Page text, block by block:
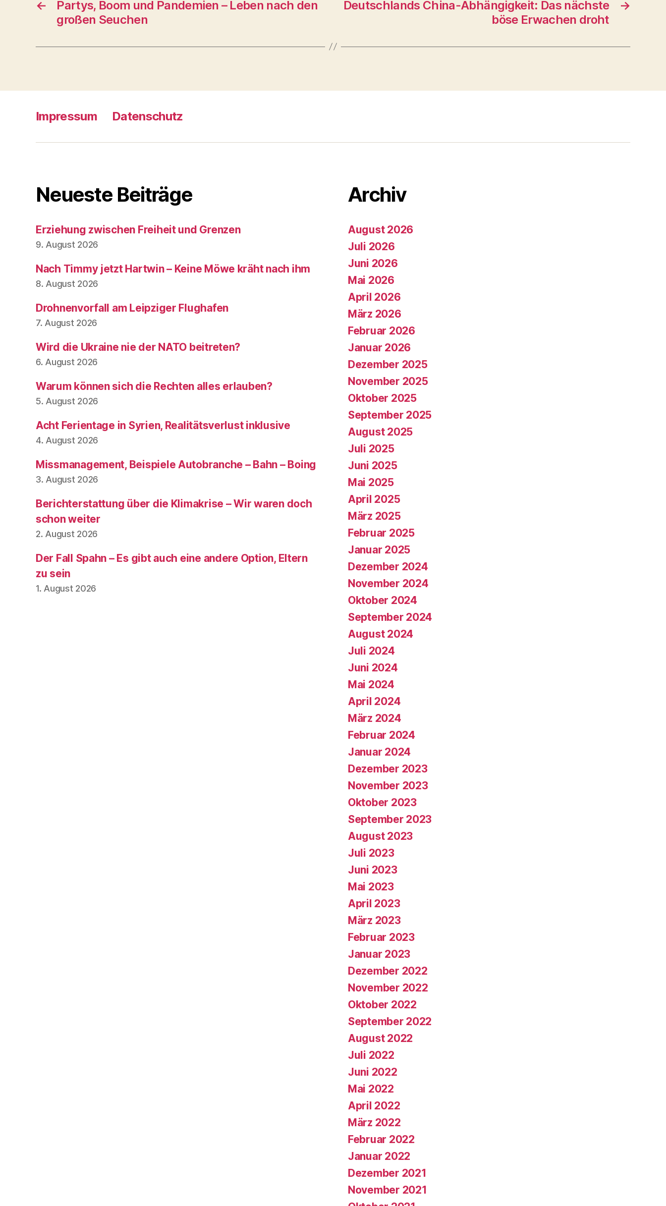
←
Partys, Boom und Pandemien – Leben nach den
großen Seuchen
→
Deutschlands China-Abhängigkeit: Das nächste
böse Erwachen droht
Impressum Datenschutz
Neueste Beiträge
Erziehung zwischen Freiheit und Grenzen
9. August 2026
Nach Timmy jetzt Hartwin – Keine Möwe kräht nach ihm
8. August 2026
Drohnenvorfall am Leipziger Flughafen
7. August 2026
Wird die Ukraine nie der NATO beitreten?
6. August 2026
Warum können sich die Rechten alles erlauben?
5. August 2026
Acht Ferientage in Syrien, Realitätsverlust inklusive
4. August 2026
Missmanagement, Beispiele Autobranche – Bahn – Boing
3. August 2026
Berichterstattung über die Klimakrise – Wir waren doch
schon weiter
2. August 2026
Der Fall Spahn – Es gibt auch eine andere Option, Eltern
zu sein
1. August 2026
Archiv
August 2026
Juli 2026
Juni 2026
Mai 2026
April 2026
März 2026
Februar 2026
Januar 2026
Dezember 2025
November 2025
Oktober 2025
September 2025
August 2025
Juli 2025
Juni 2025
Mai 2025
April 2025
März 2025
Februar 2025
Januar 2025
Dezember 2024
November 2024
Oktober 2024
September 2024
August 2024
Juli 2024
Juni 2024
Mai 2024
April 2024
März 2024
Februar 2024
Januar 2024
Dezember 2023
November 2023
Oktober 2023
September 2023
August 2023
Juli 2023
Juni 2023
Mai 2023
April 2023
März 2023
Februar 2023
Januar 2023
Dezember 2022
November 2022
Oktober 2022
September 2022
August 2022
Juli 2022
Juni 2022
Mai 2022
April 2022
März 2022
Februar 2022
Januar 2022
Dezember 2021
November 2021